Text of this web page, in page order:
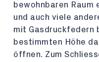
bewohnbaren Raum
und auch viele
mit Gasdruckfedern
bestimmten Höhe
öffnen. Zum